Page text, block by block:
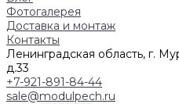
Фотогалерея
Доставка и монтаж
Контакты
Ленинградская область, г.
д.33
+7-921-891-84-44
sale@modulpech.ru